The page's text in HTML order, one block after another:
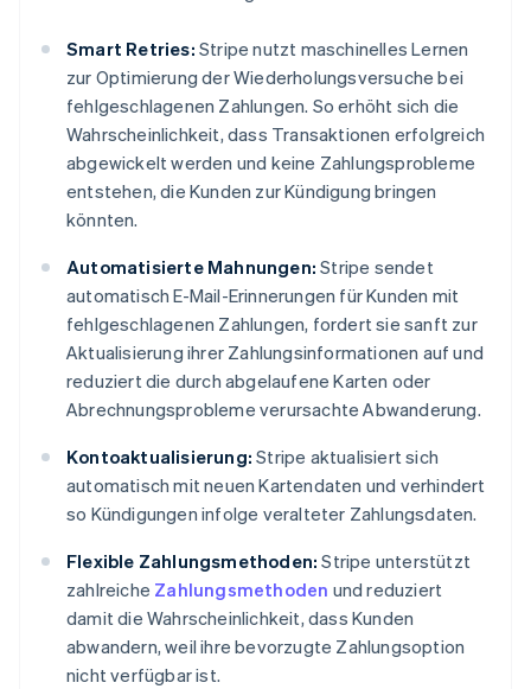
Smart Retries: Stripe nutzt maschinelles Lernen
zur Optimierung der Wiederholungsversuche bei
fehlgeschlagenen Zahlungen. So erhöht sich die
Wahrscheinlichkeit, dass Transaktionen erfolgreich
abgewickelt werden und keine Zahlungsprobleme
entstehen, die Kunden zur Kündigung bringen
könnten.
Automatisierte Mahnungen: Stripe sendet
automatisch E-Mail-Erinnerungen für Kunden mit
fehlgeschlagenen Zahlungen, fordert sie sanft zur
Aktualisierung ihrer Zahlungsinformationen auf und
reduziert die durch abgelaufene Karten oder
Abrechnungsprobleme verursachte Abwanderung.
Kontoaktualisierung: Stripe aktualisiert sich
automatisch mit neuen Kartendaten und verhindert
so Kündigungen infolge veralteter Zahlungsdaten.
Flexible Zahlungsmethoden: Stripe unterstützt
zahlreiche Zahlungsmethoden und reduziert
damit die Wahrscheinlichkeit, dass Kunden
abwandern, weil ihre bevorzugte Zahlungsoption
nicht verfügbar ist.